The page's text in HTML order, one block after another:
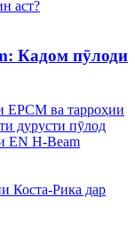
Кадом пӯлоди
EPCM ва тарроҳии
дурусти пӯлод
EN H-Beam